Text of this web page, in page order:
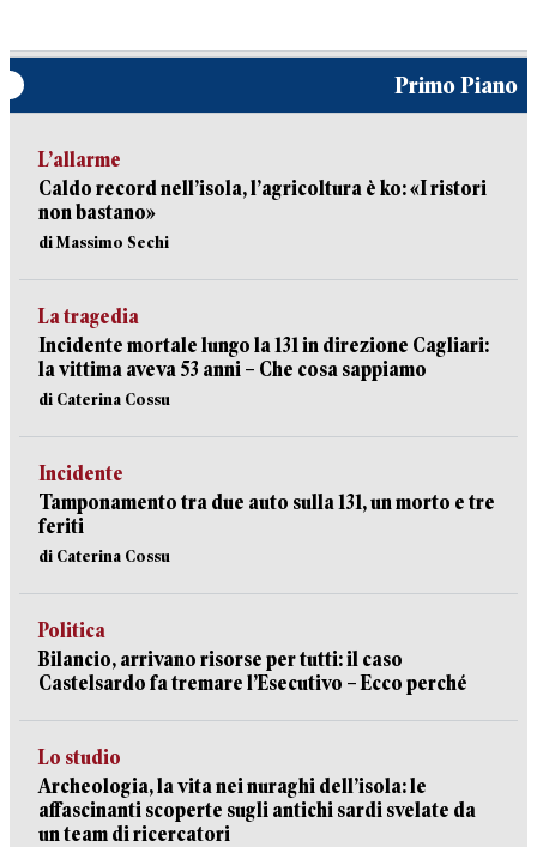
Primo Piano
L’allarme
Caldo record nell’isola, l’agricoltura è ko: «I ristori
non bastano»
di Massimo Sechi
La tragedia
Incidente mortale lungo la 131 in direzione Cagliari:
la vittima aveva 53 anni – Che cosa sappiamo
di Caterina Cossu
Incidente
Tamponamento tra due auto sulla 131, un morto e tre
feriti
di Caterina Cossu
Politica
Bilancio, arrivano risorse per tutti: il caso
Castelsardo fa tremare l’Esecutivo – Ecco perché
Lo studio
Archeologia, la vita nei nuraghi dell’isola: le
affascinanti scoperte sugli antichi sardi svelate da
un team di ricercatori